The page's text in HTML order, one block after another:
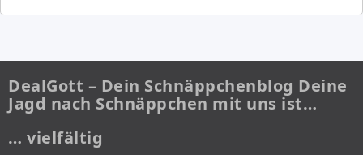
DealGott – Dein Schnäppchenblog Deine
Jagd nach Schnäppchen mit uns ist…
… vielfältig